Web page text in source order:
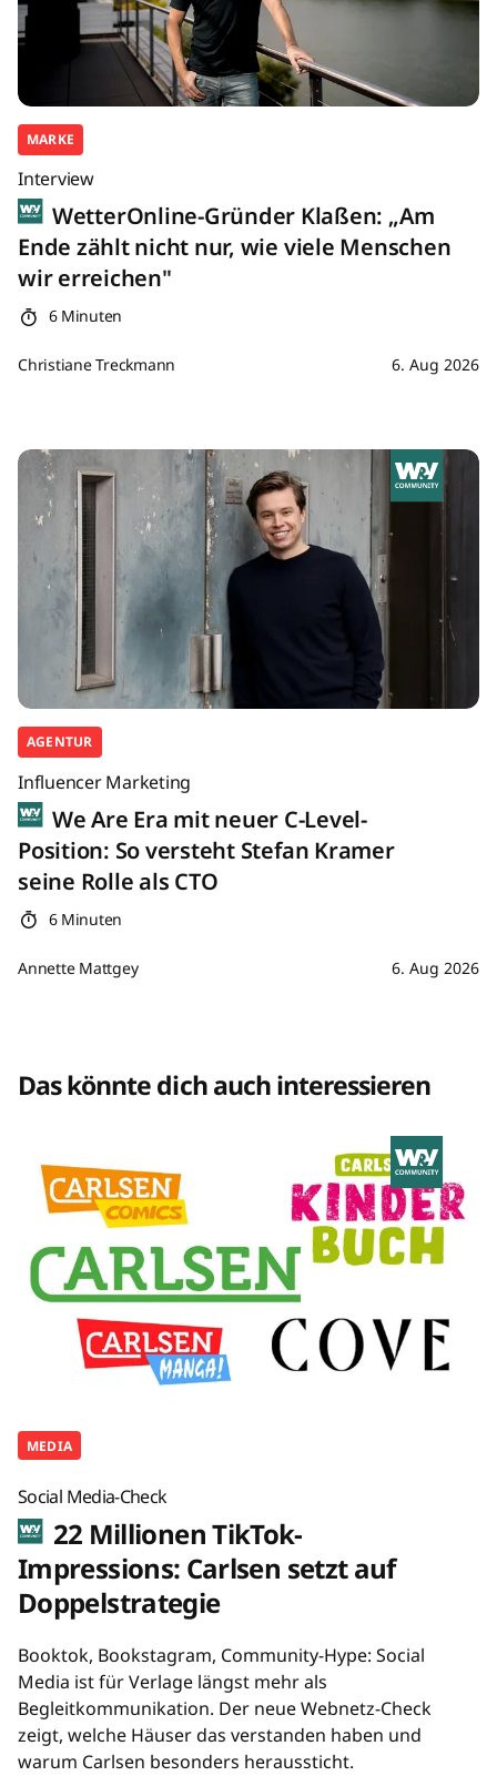
MARKE
Interview
WetterOnline-Gründer Klaßen: „Am
Ende zählt nicht nur, wie viele Menschen
wir erreichen"
6 Minuten
Christiane Treckmann 6. Aug 2026
AGENTUR
Influencer Marketing
We Are Era mit neuer C-Level-
Position: So versteht Stefan Kramer
seine Rolle als CTO
6 Minuten
Annette Mattgey 6. Aug 2026
Das könnte dich auch interessieren
MEDIA
Social Media-Check
22 Millionen TikTok-
Impressions: Carlsen setzt auf
Doppelstrategie
Booktok, Bookstagram, Community-Hype: Social
Media ist für Verlage längst mehr als
Begleitkommunikation. Der neue Webnetz-Check
zeigt, welche Häuser das verstanden haben und
warum Carlsen besonders heraussticht.